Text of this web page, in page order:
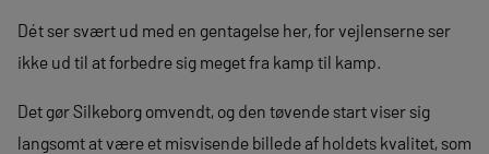
Dét ser svært ud med en gentagelse her, for vejlenserne ser
ikke ud til at forbedre sig meget fra kamp til kamp.
Det gør Silkeborg omvendt, og den tøvende start viser sig
langsomt at være et misvisende billede af holdets kvalitet, som